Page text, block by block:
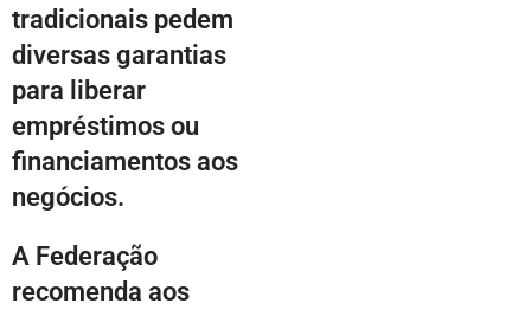
tradicionais pedem
diversas garantias
para liberar
empréstimos ou
financiamentos aos
negócios.
A Federação
recomenda aos